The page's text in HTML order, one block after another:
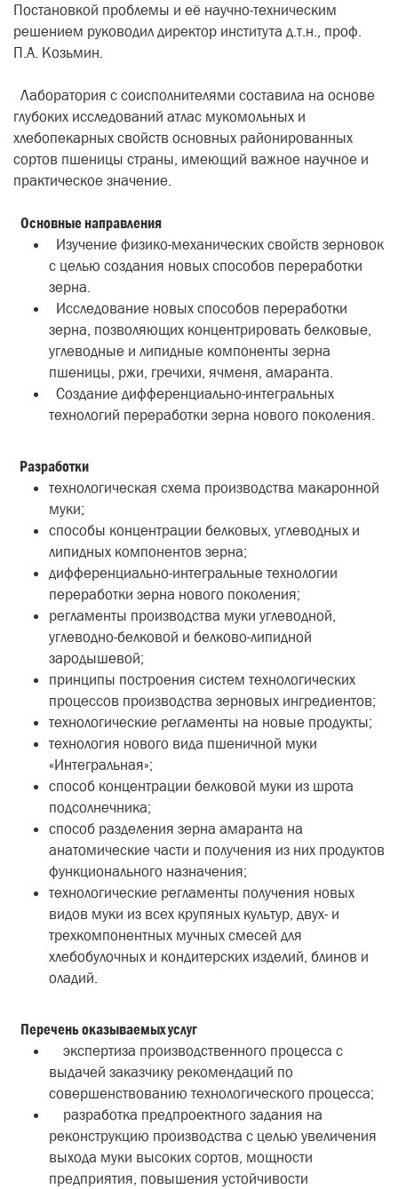
Постановкой проблемы и её научно-техническим
решением руководил директор института д.т.н., проф.
П.А. Козьмин.
Лаборатория с соисполнителями составила на основе
глубоких исследований атлас мукомольных и
хлебопекарных свойств основных районированных
сортов пшеницы страны, имеющий важное научное и
практическое значение.
Основные направления
Изучение физико-механических свойств зерновок
с целью создания новых способов переработки
зерна.
Исследование новых способов переработки
зерна, позволяющих концентрировать белковые,
углеводные и липидные компоненты зерна
пшеницы, ржи, гречихи, ячменя, амаранта.
Создание дифференциально-интегральных
технологий переработки зерна нового поколения.
Разработки
технологическая схема производства макаронной
муки;
способы концентрации белковых, углеводных и
липидных компонентов зерна;
дифференциально-интегральные технологии
переработки зерна нового поколения;
регламенты производства муки углеводной,
углеводно-белковой и белково-липидной
зародышевой;
принципы построения систем технологических
процессов производства зерновых ингредиентов;
технологические регламенты на новые продукты;
технология нового вида пшеничной муки
«Интегральная»;
способ концентрации белковой муки из шрота
подсолнечника;
способ разделения зерна амаранта на
анатомические части и получения из них продуктов
функционального назначения;
технологические регламенты получения новых
видов муки из всех крупяных культур, двух- и
трехкомпонентных мучных смесей для
хлебобулочных и кондитерских изделий, блинов и
оладий.
Перечень оказываемых услуг
экспертиза производственного процесса с
выдачей заказчику рекомендаций по
совершенствованию технологического процесса;
разработка предпроектного задания на
реконструкцию производства с целью увеличения
выхода муки высоких сортов, мощности
предприятия, повышения устойчивости